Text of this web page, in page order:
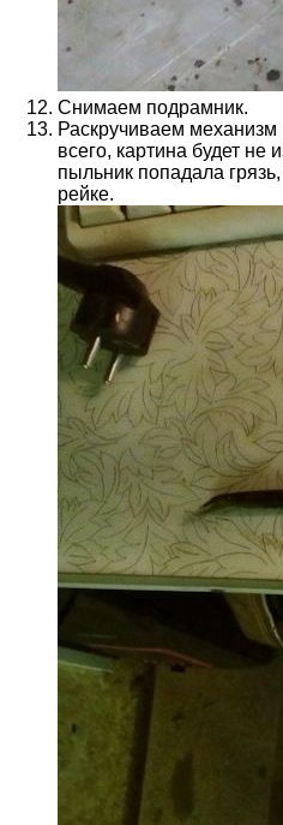
Снимаем подрамник.
Раскручиваем
всего, картина будет не
пыльник попадала
рейке.